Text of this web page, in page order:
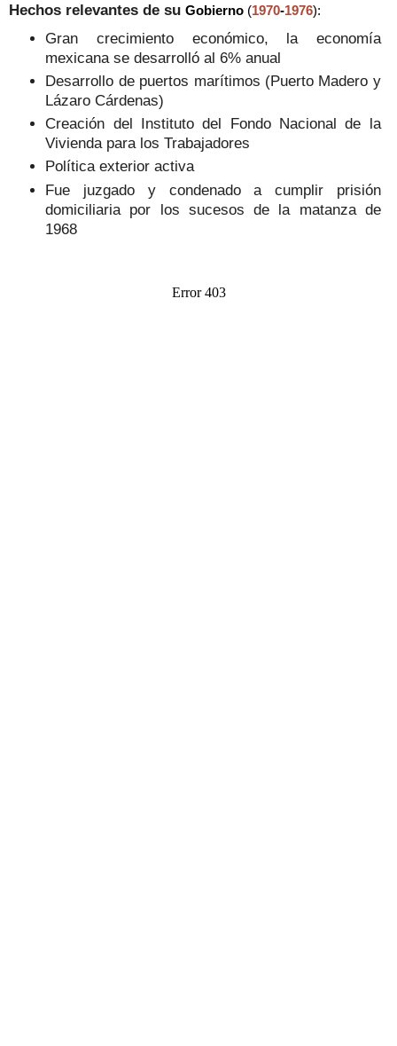
Hechos relevantes de su Gobierno (1970-1976):
Gran crecimiento económico, la economía
mexicana se desarrolló al 6% anual
Desarrollo de puertos marítimos (Puerto Madero y
Lázaro Cárdenas)
Creación del Instituto del Fondo Nacional de la
Vivienda para los Trabajadores
Política exterior activa
Fue juzgado y condenado a cumplir prisión
domiciliaria por los sucesos de la matanza de
1968